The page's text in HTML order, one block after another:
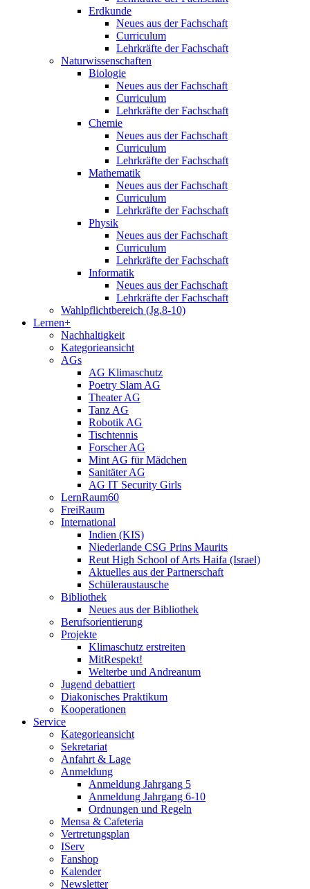
Erdkunde
Neues aus der Fachschaft
Curriculum
Lehrkräfte der Fachschaft
Naturwissenschaften
Biologie
Neues aus der Fachschaft
Curriculum
Lehrkräfte der Fachschaft
Chemie
Neues aus der Fachschaft
Curriculum
Lehrkräfte der Fachschaft
Mathematik
Neues aus der Fachschaft
Curriculum
Lehrkräfte der Fachschaft
Physik
Neues aus der Fachschaft
Curriculum
Lehrkräfte der Fachschaft
Informatik
Neues aus der Fachschaft
Lehrkräfte der Fachschaft
Wahlpflichtbereich (Jg.8-10)
Lernen+
Nachhaltigkeit
Kategorieansicht
AGs
AG Klimaschutz
Poetry Slam AG
Theater AG
Tanz AG
Robotik AG
Tischtennis
Forscher AG
Mint AG für Mädchen
Sanitäter AG
AG IT Security Girls
LernRaum60
FreiRaum
International
Indien (KIS)
Niederlande CSG Prins Maurits
Reut High School of Arts Haifa (Israel)
Aktuelles aus der Partnerschaft
Schüleraustausche
Bibliothek
Neues aus der Bibliothek
Berufsorientierung
Projekte
Klimaschutz erstreiten
MitRespekt!
Welterbe und Andreanum
Jugend debattiert
Diakonisches Praktikum
Kooperationen
Service
Kategorieansicht
Sekretariat
Anfahrt & Lage
Anmeldung
Anmeldung Jahrgang 5
Anmeldung Jahrgang 6-10
Ordnungen und Regeln
Mensa & Cafeteria
Vertretungsplan
IServ
Fanshop
Kalender
Newsletter